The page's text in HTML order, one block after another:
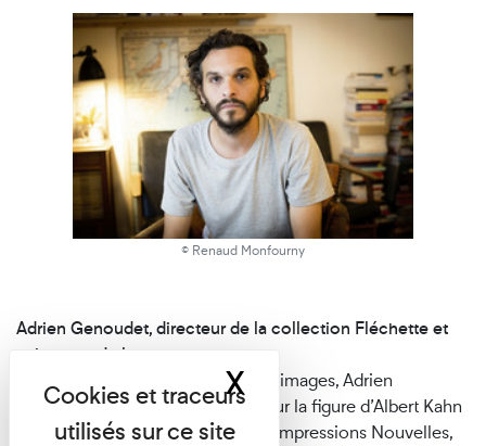
© Renaud Monfourny
Adrien Genoudet, directeur de la collection Fléchette et
animateur de la rencontre
Cinéaste, écrivain et historien des images, Adrien
Genoudet est l’auteur d’un essai sur la figure d’Albert Kahn
L’Effervescence des images , Les Impressions Nouvelles,
XMasquer le